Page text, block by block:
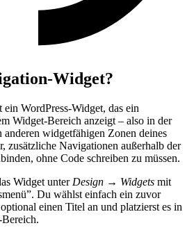
Widget?
WordPress-Widget, das ein
Widget-Bereich anzeigt – also in der
widgetfähigen Zonen deines
zusätzliche Navigationen außerhalb der
ohne Code schreiben zu müssen.
Widget unter Design → Widgets mit
Du wählst einfach ein zuvor
einen Titel an und platzierst es in